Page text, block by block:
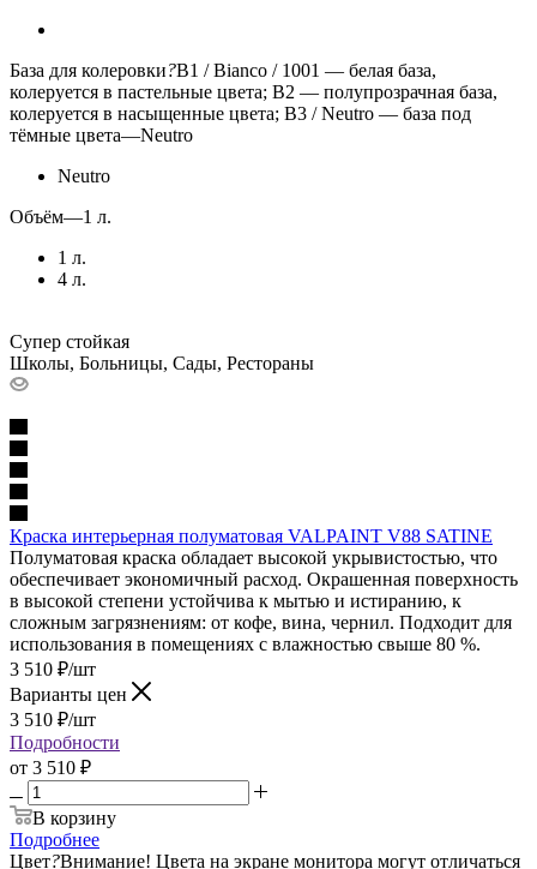
База для колеровки?B1 / Bianco / 1001 — белая база,
колеруется в пастельные цвета; B2 — полупрозрачная база,
колеруется в насыщенные цвета; B3 / Neutro — база под
тёмные цвета—Neutro
Neutro
Объём—1 л.
1 л.
4 л.
Супер стойкая
Школы, Больницы, Сады, Рестораны
Краска интерьерная полуматовая VALPAINT V88 SATINE
Полуматовая краска обладает высокой укрывистостью, что
обеспечивает экономичный расход. Окрашенная поверхность
в высокой степени устойчива к мытью и истиранию, к
сложным загрязнениям: от кофе, вина, чернил. Подходит для
использования в помещениях с влажностью свыше 80 %.
3 510 ₽/шт
Варианты цен
3 510 ₽/шт
Подробности
от 3 510 ₽
В корзину
Подробнее
Цвет?Внимание! Цвета на экране монитора могут отличаться